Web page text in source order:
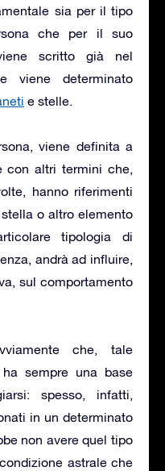
sia per il tipo
che per il suo
scritto già nel
viene determinato
e stelle.
viene definita a
con altri termini che,
hanno riferimenti
o altro elemento
tipologia di
andrà ad influire,
sul comportamento
che, tale
sempre una base
spesso, infatti,
in un determinato
non avere quel tipo
astrale che